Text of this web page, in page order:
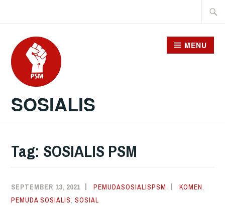
content
SOSIALIS
MENU
Tag: SOSIALIS PSM
SEPTEMBER 13, 2021 PEMUDASOSIALISPSM KOMEN,
PEMUDA SOSIALIS,SOSIAL